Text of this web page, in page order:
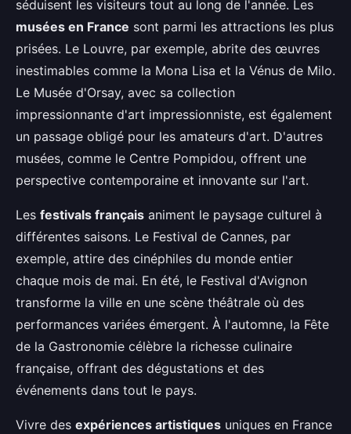
séduisent les visiteurs tout au long de l'année. Les
musées en France sont parmi les attractions les plus
prisées. Le Louvre, par exemple, abrite des œuvres
inestimables comme la Mona Lisa et la Vénus de Milo.
Le Musée d'Orsay, avec sa collection
impressionnante d'art impressionniste, est également
un passage obligé pour les amateurs d'art. D'autres
musées, comme le Centre Pompidou, offrent une
perspective contemporaine et innovante sur l'art.
Les festivals français animent le paysage culturel à
différentes saisons. Le Festival de Cannes, par
exemple, attire des cinéphiles du monde entier
chaque mois de mai. En été, le Festival d'Avignon
transforme la ville en une scène théâtrale où des
performances variées émergent. À l'automne, la Fête
de la Gastronomie célèbre la richesse culinaire
française, offrant des dégustations et des
événements dans tout le pays.
Vivre des expériences artistiques uniques en France